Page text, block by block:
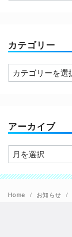
カテゴリー
カ
テ
ー
アーカイブ
ア
ー
カ
イ
Home お知らせ